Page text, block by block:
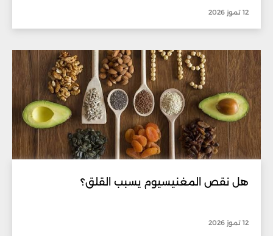
12 تموز 2026
هل نقص المغنيسيوم يسبب القلق؟
12 تموز 2026